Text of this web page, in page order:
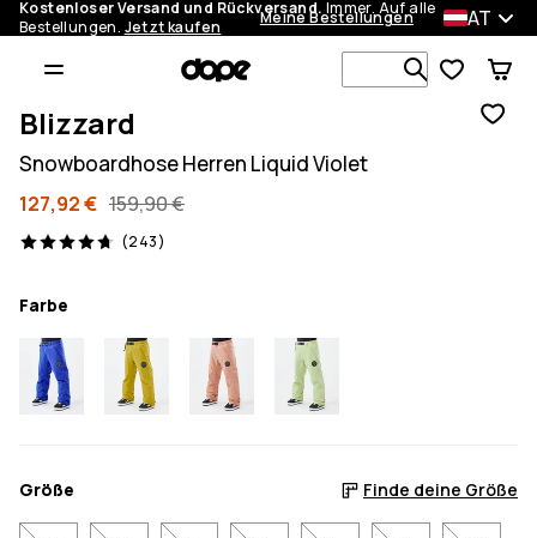
Kostenloser Versand und Rückversand. Immer. Auf alle
Bestellungen. Jetzt kaufen Meine Bestellungen AT
Blizzard
Snowboardhose Herren Liquid Violet
127,92 € 159,90 €
(243)
243 Reviews, 4.7/5
Farbe
Größe Finde deine Größe